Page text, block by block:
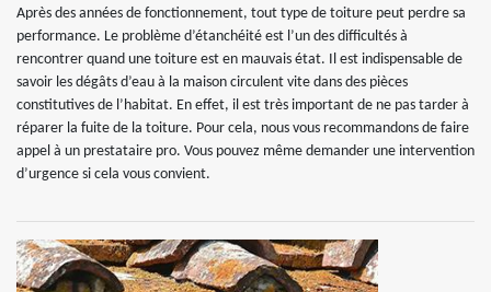
Après des années de fonctionnement, tout type de toiture peut perdre sa
performance. Le problème d’étanchéité est l’un des difficultés à
rencontrer quand une toiture est en mauvais état. Il est indispensable de
savoir les dégâts d’eau à la maison circulent vite dans des pièces
constitutives de l’habitat. En effet, il est très important de ne pas tarder à
réparer la fuite de la toiture. Pour cela, nous vous recommandons de faire
appel à un prestataire pro. Vous pouvez même demander une intervention
d’urgence si cela vous convient.